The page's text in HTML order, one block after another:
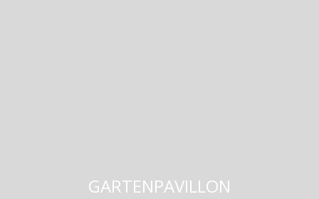
GARTENPAVILLON